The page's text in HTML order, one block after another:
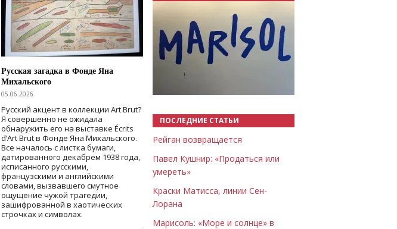
Русская загадка в Фонде Яна
Михальского
05.06.2026
Русский акцент в коллекции Art Brut?
Я совершенно не ожидала
обнаружить его на выставке Écrits
d’Art Brut в Фонде Яна Михальского.
Все началось с листка бумаги,
датированного декабрем 1938 года,
исписанного русскими,
французскими и английскими
словами, вызвавшего смутное
ощущение чужой трагедии,
зашифрованной в хаотических
строчках и символах.
ПОСЛЕДНИЕ СТАТЬИ
Рейган возвращается
Павел Кушнир: «Продаться или
умереть»
Краски Матисса, линии Сен-
Лорана
Марисоль: «Море и солнце» в